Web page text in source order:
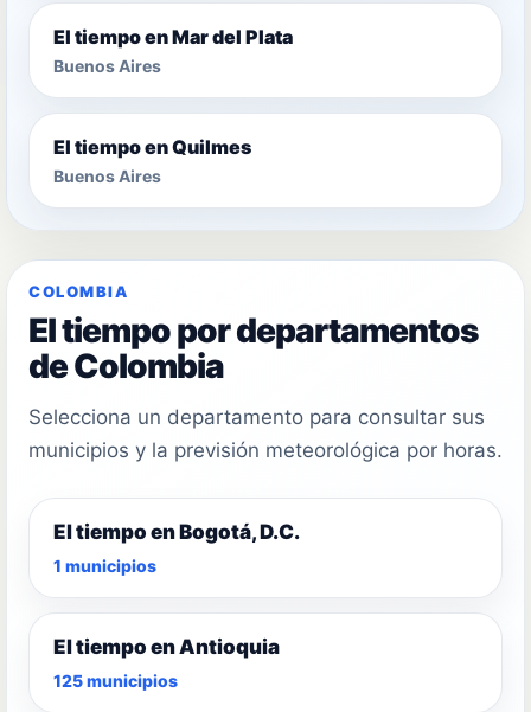
El tiempo en Mar del Plata
Buenos Aires
El tiempo en Quilmes
Buenos Aires
COLOMBIA
El tiempo por departamentos
de Colombia
Selecciona un departamento para consultar sus
municipios y la previsión meteorológica por horas.
El tiempo en Bogotá, D.C.
1 municipios
El tiempo en Antioquia
125 municipios